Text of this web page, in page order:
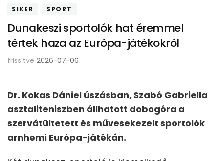
SIKER SPORT
Dunakeszi sportolók hat éremmel
tértek haza az Európa-játékokról
frissítve 2026-07-06
Dr. Kokas Dániel úszásban, Szabó Gabriella
asztaliteniszben állhatott dobogóra a
szervátültetett és művesekezelt sportolók
arnhemi Európa-játékán.